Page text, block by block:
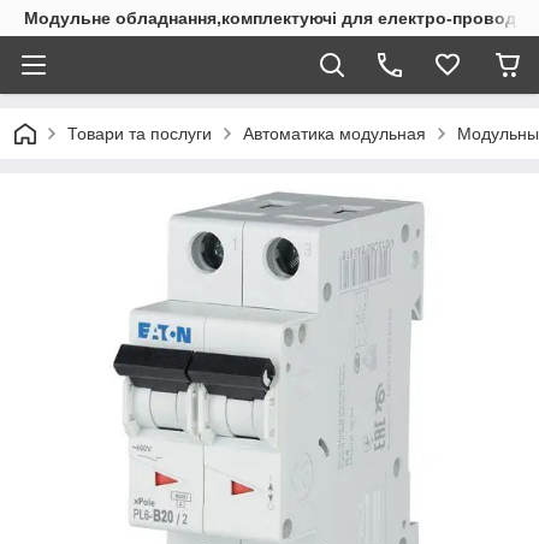
Модульне обладнання,комплектуючі для електро-проводки
Товари та послуги Автоматика модульная